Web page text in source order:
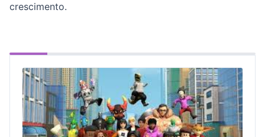
crescimento.